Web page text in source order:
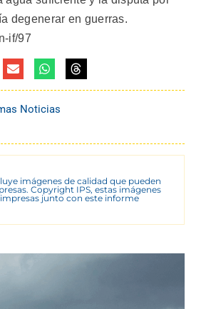
degenerar en guerras.
if/97
Noticias
imágenes de calidad que pueden
Copyright IPS, estas imágenes
junto con este informe